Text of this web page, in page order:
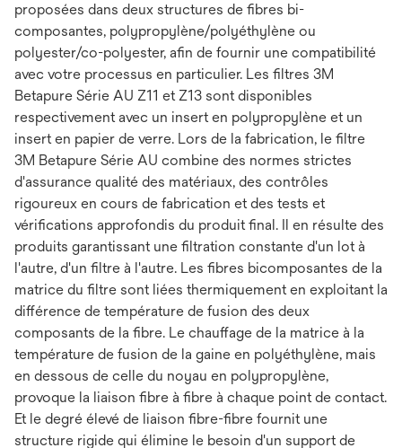
proposées dans deux structures de fibres bi-
composantes, polypropylène/polyéthylène ou
polyester/co-polyester, afin de fournir une compatibilité
avec votre processus en particulier. Les filtres 3M
Betapure Série AU Z11 et Z13 sont disponibles
respectivement avec un insert en polypropylène et un
insert en papier de verre. Lors de la fabrication, le filtre
3M Betapure Série AU combine des normes strictes
d'assurance qualité des matériaux, des contrôles
rigoureux en cours de fabrication et des tests et
vérifications approfondis du produit final. Il en résulte des
produits garantissant une filtration constante d'un lot à
l'autre, d'un filtre à l'autre. Les fibres bicomposantes de la
matrice du filtre sont liées thermiquement en exploitant la
différence de température de fusion des deux
composants de la fibre. Le chauffage de la matrice à la
température de fusion de la gaine en polyéthylène, mais
en dessous de celle du noyau en polypropylène,
provoque la liaison fibre à fibre à chaque point de contact.
Et le degré élevé de liaison fibre-fibre fournit une
structure rigide qui élimine le besoin d'un support de